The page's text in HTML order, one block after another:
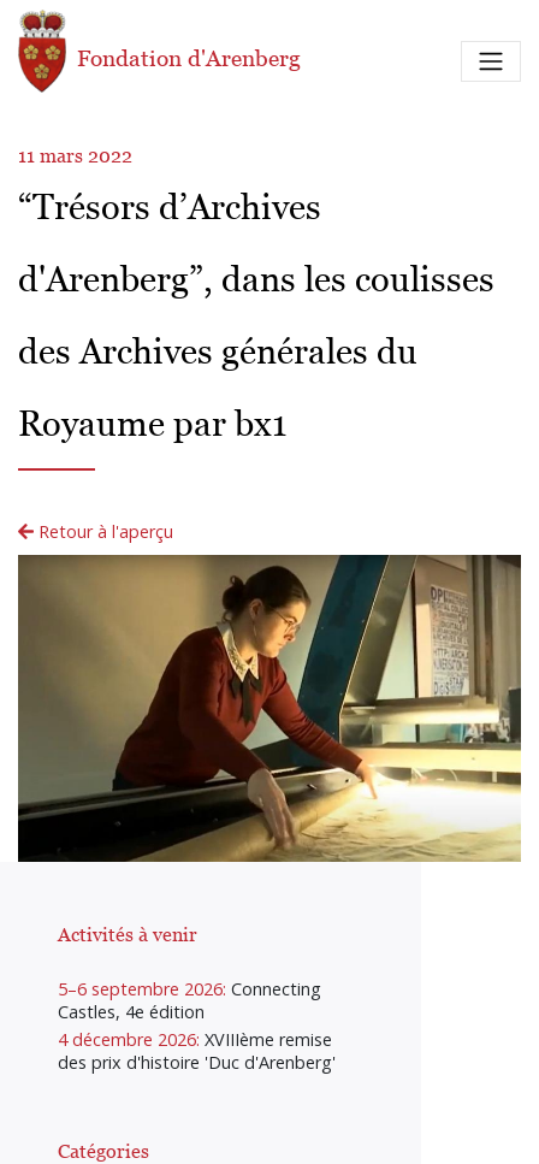
Aller au contenu principal
Fondation d'Arenberg
11 mars 2022
“Trésors d’Archives
d'Arenberg”, dans les coulisses
des Archives générales du
Royaume par bx1
Retour à l'aperçu
Activités à venir
5–6 septembre 2026: Connecting
Castles, 4e édition
4 décembre 2026: XVIIIème remise
des prix d'histoire 'Duc d'Arenberg'
Catégories